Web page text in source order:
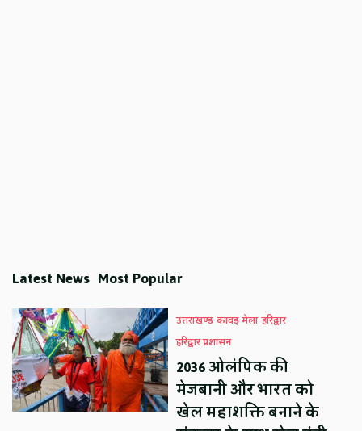
Latest News Most Popular
उत्तराखण्ड कावड़ मेला हरिद्वार
हरिद्वार प्रशासन
2036 ओलंपिक की
मेजबानी और भारत को
खेल महाशक्ति बनाने के